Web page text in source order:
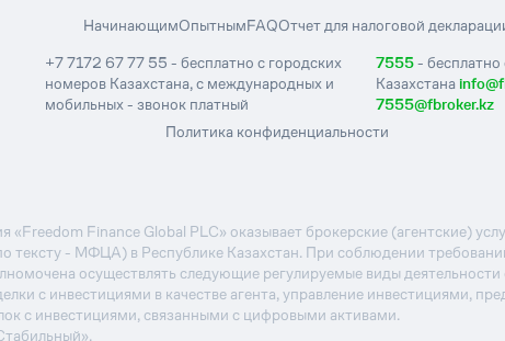
НачинающимОпытнымFAQОтчет для налоговой
+7 7172 67 77 55 - бесплатно с городских
номеров Казахстана, с международных и
мобильных - звонок платный
7555- бесплатно
Казахстана
7555@fbroker.kz
Политика конфиденциальности
Finance Global PLC» оказывает брокерские (агентские)
тексту - МФЦА) в Республике Казахстан. При соблюдении
осуществлять следующие регулируемые виды
с инвестициями в качестве агента, управление инвестициями,
с инвестициями, связанными с цифровыми активами.